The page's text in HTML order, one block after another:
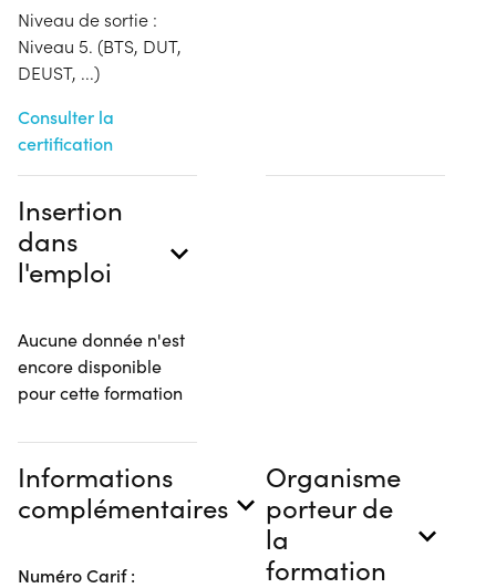
Niveau de sortie :
Niveau 5. (BTS, DUT,
DEUST, ...)
Consulter la
certification
Insertion
dans
l'emploi
Aucune donnée n'est
encore disponible
pour cette formation
Informations
complémentaires
Numéro Carif :
Organisme
porteur de
la
formation